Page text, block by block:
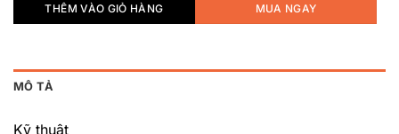
THÊM VÀO GIỎ HÀNG MUA NGAY
MÔ TẢ
Kỹ thuật